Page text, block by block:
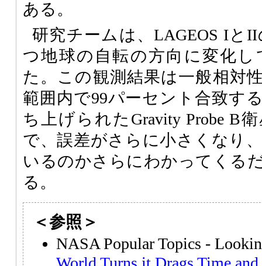
ある。
研究チームは、LAGEOS Iと
つ地球の自転の方向に変化
た。この観測結果は一般相対
範囲内で99パーセント合致す
ち上げられたGravity Probe B
で、誤差がさらに小さくなり
いるのかさらにわかってくる
る。
＜参照＞
NASA Popular Topics -